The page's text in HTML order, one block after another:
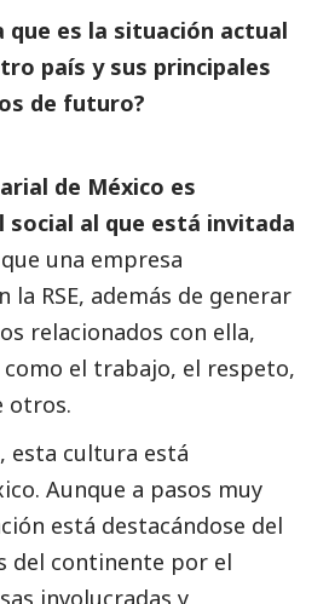
que es la situación actual
país y sus principales
de futuro?
de México es
social al que está invitada
una empresa
RSE, además de generar
relacionados con ella,
el trabajo, el respeto,
otros.
esta cultura está
Aunque a pasos muy
está destacándose del
del continente por el
involucradas y